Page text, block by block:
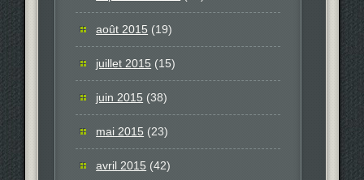
août 2015 (19)
juillet 2015 (15)
juin 2015 (38)
mai 2015 (23)
avril 2015 (42)